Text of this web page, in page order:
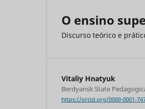
O ensino
Discurso teórico e
Vitaliy Hnatyuk
Berdyansk State
https://orcid.org/0000-0001-